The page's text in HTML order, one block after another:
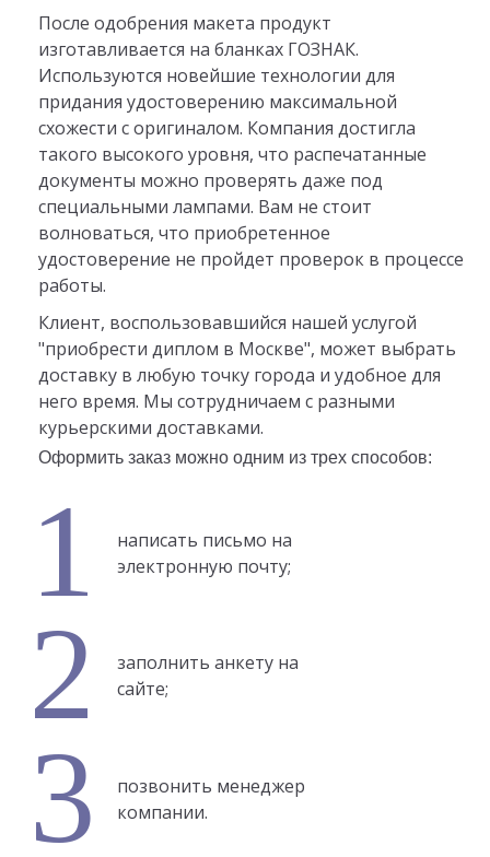
После одобрения макета продукт
изготавливается на бланках ГОЗНАК.
Используются новейшие технологии для
придания удостоверению максимальной
схожести с оригиналом. Компания достигла
такого высокого уровня, что распечатанные
документы можно проверять даже под
специальными лампами. Вам не стоит
волноваться, что приобретенное
удостоверение не пройдет проверок в процессе
работы.
Клиент, воспользовавшийся нашей услугой
"приобрести диплом в Москве", может выбрать
доставку в любую точку города и удобное для
него время. Мы сотрудничаем с разными
курьерскими доставками.
Оформить заказ можно одним из трех способов:
написать письмо на
электронную почту;
заполнить анкету на
сайте;
позвонить менеджер
компании.